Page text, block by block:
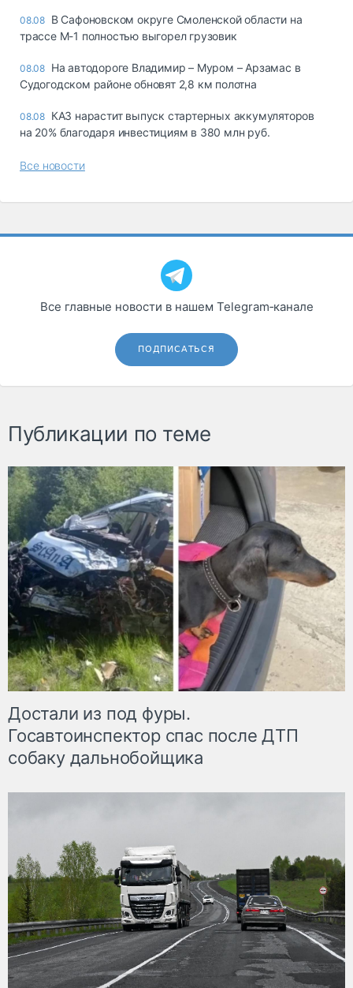
08.08 В Сафоновском округе Смоленской области на
трассе М-1 полностью выгорел грузовик
08.08 На автодороге Владимир – Муром – Арзамас в
Судогодском районе обновят 2,8 км полотна
08.08 КАЗ нарастит выпуск стартерных аккумуляторов
на 20% благодаря инвестициям в 380 млн руб.
Все новости
Все главные новости в нашем Telegram‑канале
ПОДПИСАТЬСЯ
Публикации по теме
Достали из под фуры.
Госавтоинспектор спас после ДТП
собаку дальнобойщика